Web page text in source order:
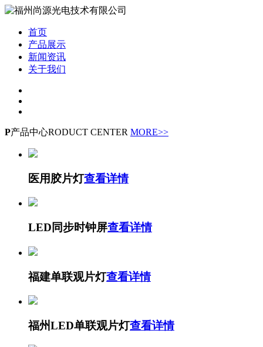
首页
产品展示
新闻资讯
关于我们
P产品中心RODUCT CENTER MORE>>
医用胶片灯查看详情
LED同步时钟屏查看详情
福建单联观片灯查看详情
福州LED单联观片灯查看详情